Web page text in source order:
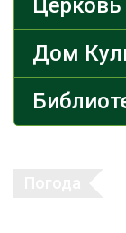
Церковь
Дом